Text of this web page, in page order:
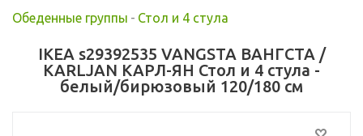
Обеденные группы - Стол и 4 стула
IKEA s29392535 VANGSTA ВАНГСТА /
KARLJAN КАРЛ-ЯН Стол и 4 стула -
белый/бирюзовый 120/180 см